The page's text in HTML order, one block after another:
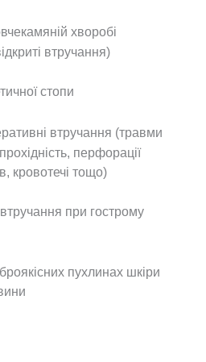
хворобі
втручання)
стопи
втручання (травми
перфорації
кровотечі тощо)
при гострому
пухлинах шкіри